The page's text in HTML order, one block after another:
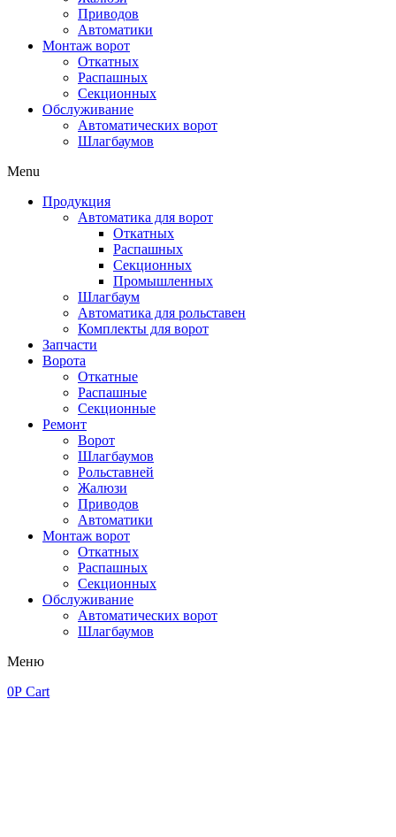
Приводов
Автоматики
Монтаж ворот
Откатных
Распашных
Секционных
Обслуживание
Автоматических ворот
Шлагбаумов
Menu
Продукция
Автоматика для ворот
Откатных
Распашных
Секционных
Промышленных
Шлагбаум
Автоматика для рольставен
Комплекты для ворот
Запчасти
Ворота
Откатные
Распашные
Секционные
Ремонт
Ворот
Шлагбаумов
Рольставней
Жалюзи
Приводов
Автоматики
Монтаж ворот
Откатных
Распашных
Секционных
Обслуживание
Автоматических ворот
Шлагбаумов
Меню
0Р Cart